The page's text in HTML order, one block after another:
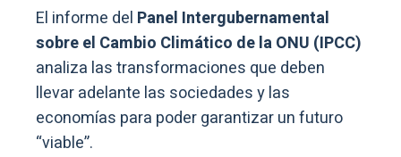
El informe del Panel Intergubernamental
sobre el Cambio Climático de la ONU (IPCC)
analiza las transformaciones que deben
llevar adelante las sociedades y las
economías para poder garantizar un futuro
“viable”.